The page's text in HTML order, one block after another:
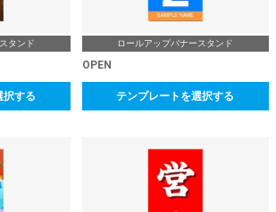
タンド
択する
ロールアップバナースタンド
OPEN
テンプレートを選択する